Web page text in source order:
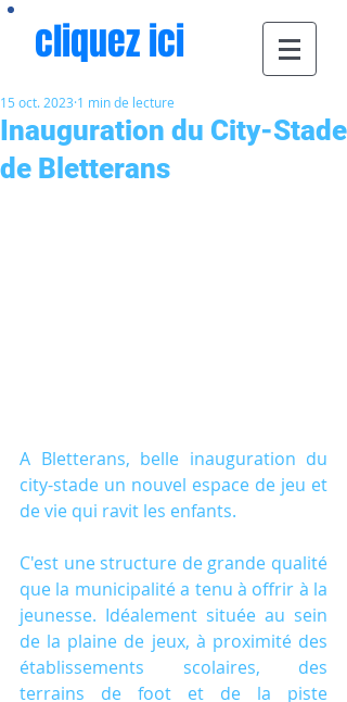
cliquez ici
Inauguration du City-Stade
de Bletterans
15 oct. 2023 1 min de lecture
A Bletterans, belle inauguration du
city-stade un nouvel espace de jeu et
de vie qui ravit les enfants.
C'est une structure de grande qualité
que la municipalité a tenu à offrir à la
jeunesse. Idéalement située au sein
de la plaine de jeux, à proximité des
établissements scolaires, des
terrains de foot et de la piste